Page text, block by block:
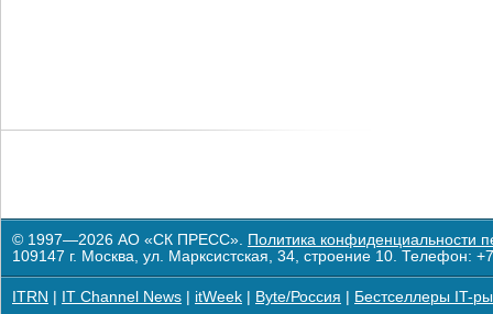
© 1997—2026 АО «СК ПРЕСС». Политика конфиденциальности
109147 г. Москва, ул. Марксистская, 34, строение 10. Телефон:
ITRN IT Channel News itWeek Byte/Россия Бестселлеры IT-